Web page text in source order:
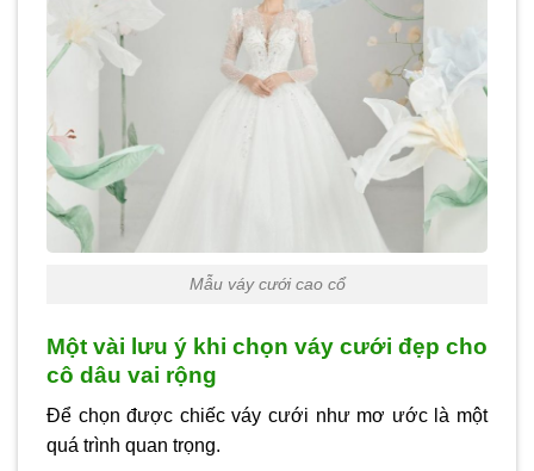
Mẫu váy cưới cao cổ
Một vài lưu ý khi chọn váy cưới đẹp cho
cô dâu vai rộng
Để chọn được chiếc váy cưới như mơ ước là một
quá trình quan trọng.